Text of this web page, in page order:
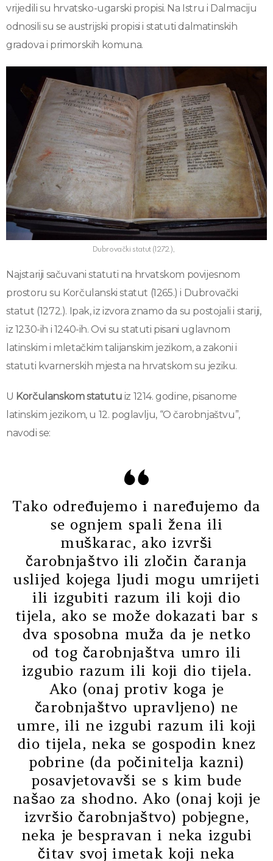
vrijedili su hrvatsko-ugarski propisi. Na Istru i Dalmaciju
odnosili su se austrijski propisi i statuti dalmatinskih
gradova i primorskih komuna.
Dubrovački statut (1272.),
Najstariji sačuvani statuti na hrvatskom povijesnom
prostoru su Korčulanski statut (1265.) i Dubrovački
statut (1272.). Ipak, iz izvora znamo da su postojali i stariji,
iz 1230-ih i 1240-ih. Ovi su statuti pisani uglavnom
latinskim i mletačkim talijanskim jezikom, a zakoni i
statuti kvarnerskih mjesta na hrvatskom su jeziku.
U Korčulanskom statutu iz 1214. godine, pisanome
latinskim jezikom, u 12. poglavlju, “O čarobnjaštvu”,
navodi se:
Tako određujemo i naređujemo da
se ognjem spali žena ili
muškarac, ako izvrši
čarobnjaštvo ili zločin čaranja
uslijed kojega ljudi mogu umrijeti
ili izgubiti razum ili koji dio
tijela, ako se može dokazati bar s
dva sposobna muža da je netko
od tog čarobnjaštva umro ili
izgubio razum ili koji dio tijela.
Ako (onaj protiv koga je
čarobnjaštvo upravljeno) ne
umre, ili ne izgubi razum ili koji
dio tijela, neka se gospodin knez
pobrine (da počinitelja kazni)
posavjetovavši se s kim bude
našao za shodno. Ako (onaj koji je
izvršio čarobnjaštvo) pobjegne,
neka je bespravan i neka izgubi
čitav svoj imetak koji neka